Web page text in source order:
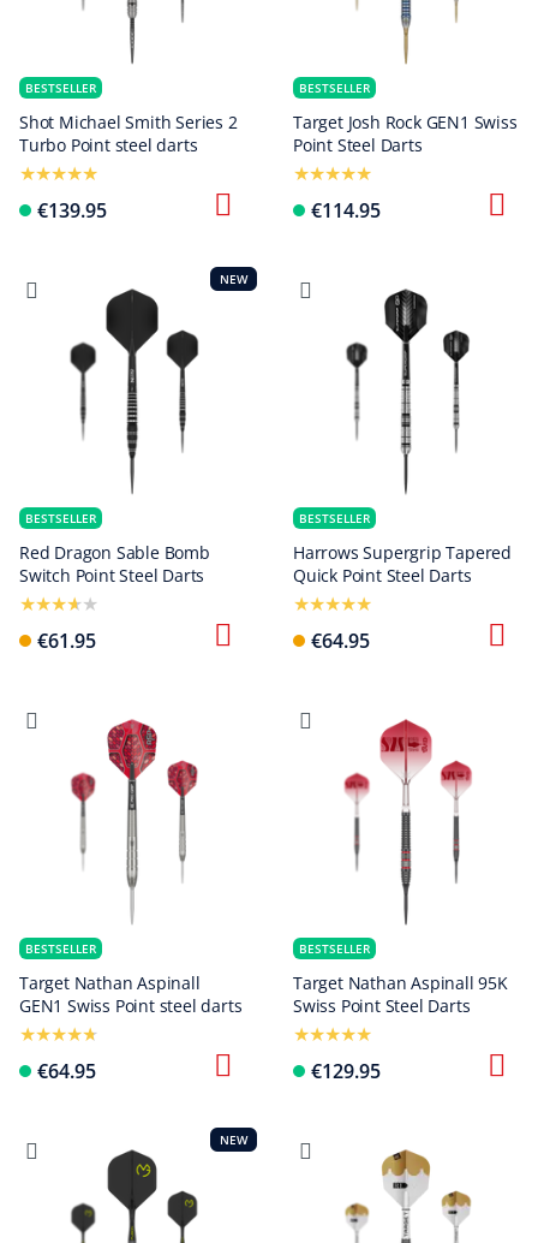
BESTSELLER
Shot Michael Smith Series 2
Turbo Point steel darts
€139.95
BESTSELLER
Target Josh Rock GEN1 Swiss
Point Steel Darts
€114.95
NEW
BESTSELLER
Red Dragon Sable Bomb
Switch Point Steel Darts
€61.95
BESTSELLER
Harrows Supergrip Tapered
Quick Point Steel Darts
€64.95
BESTSELLER
Target Nathan Aspinall
GEN1 Swiss Point steel darts
€64.95
BESTSELLER
Target Nathan Aspinall 95K
Swiss Point Steel Darts
€129.95
NEW